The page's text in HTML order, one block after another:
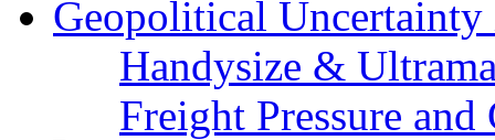
Handysize &
Freight Pressure